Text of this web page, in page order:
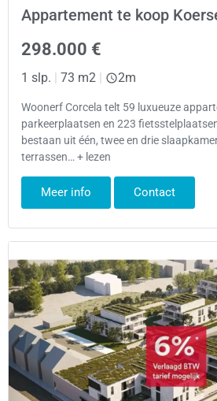
Appartement te koop
298.000 €
1 slp. 73 m2 2m
Woonerf Corcela telt 59 luxueuze
parkeerplaatsen en 223
bestaan uit één, twee en drie
terrassen… + lezen
Meer info Contact